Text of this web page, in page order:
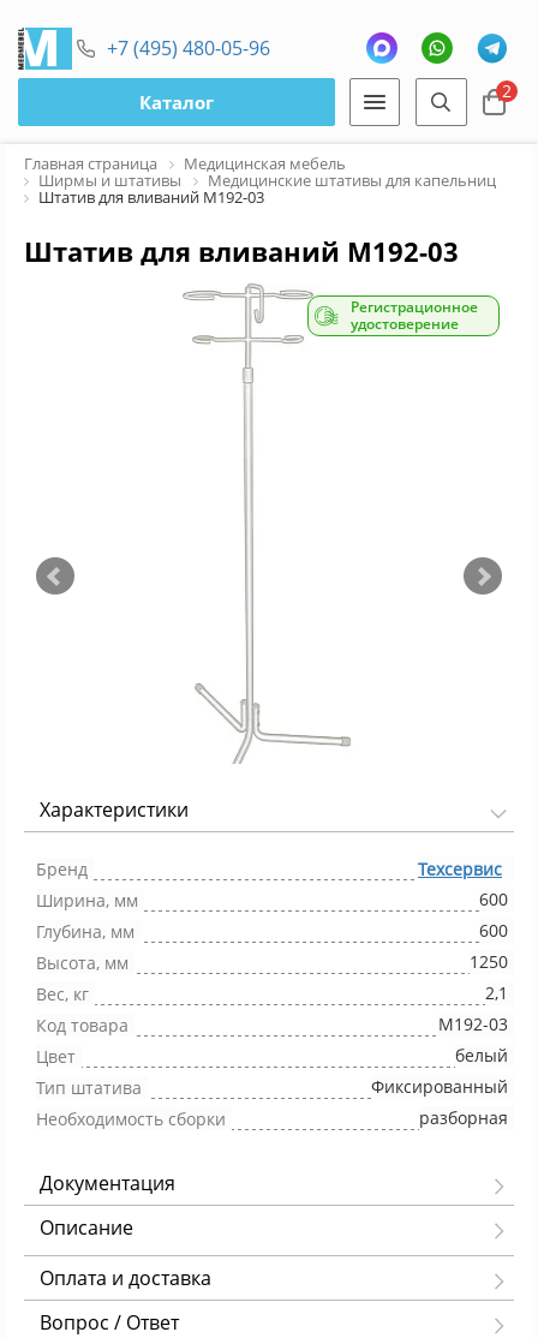
+7 (495) 480-05-96
Каталог 2
Главная страница Медицинская мебель
Ширмы и штативы Медицинские штативы для капельниц
Штатив для вливаний М192-03
Штатив для вливаний М192-03
Регистрационное
удостоверение
Характеристики
Бренд
Техсервис
Ширина, мм
600
Глубина, мм
600
Высота, мм
1250
Вес, кг
2,1
Код товара
М192-03
Цвет
белый
Тип штатива
Фиксированный
Необходимость сборки
разборная
Документация
Описание
Оплата и доставка
Вопрос / Ответ